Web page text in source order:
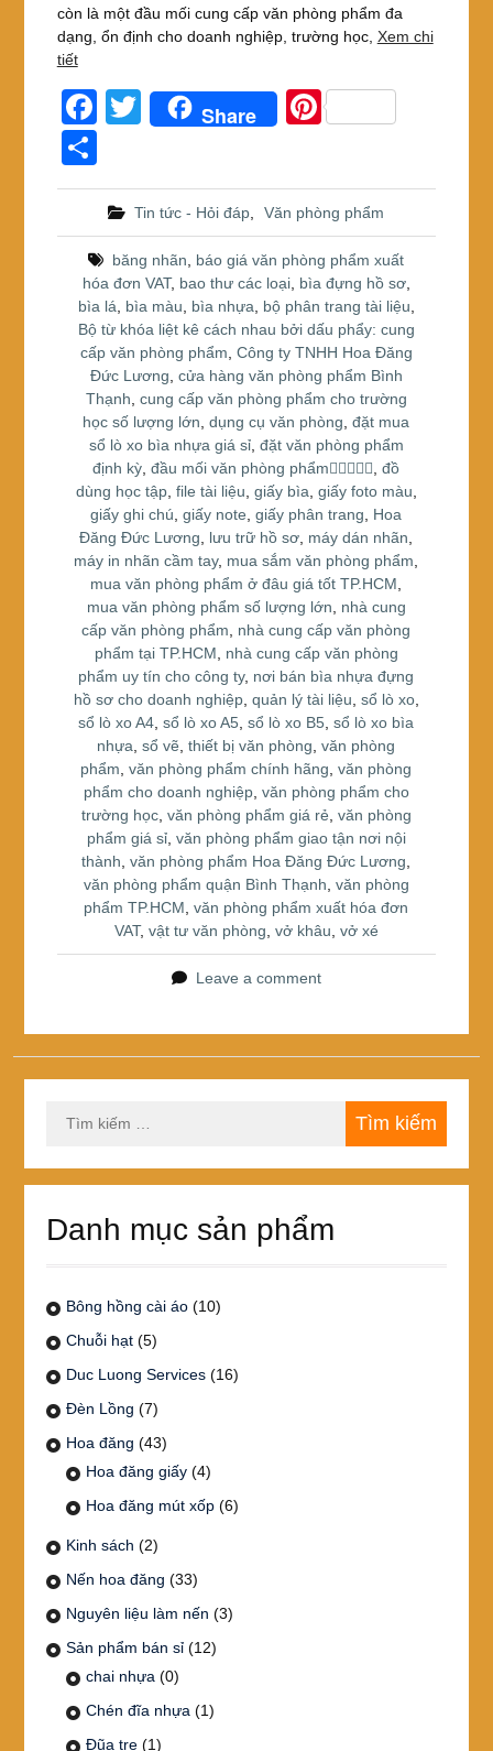
còn là một đầu mối cung cấp văn phòng phẩm đa
dạng, ổn định cho doanh nghiệp, trường học, Xem chi
tiết
F
a
c
e
b
o
o
k
T
er
Share
Pi
e
st
S
h
ar
e
Tin tức - Hỏi đáp Văn phòng phẩm
băng nhãn
báo giá văn phòng phẩm xuất
hóa đơn VAT, bao thư các loại, bìa đựng hồ sơ,
bìa lá
bìa màu bìa nhựa bộ phân trang tài liệu
Bộ từ khóa liệt kê cách nhau bởi dấu phẩy: cung
cấp văn phòng phẩm Công ty TNHH Hoa Đăng
Đức Lương cửa hàng văn phòng phẩm Bình
Thạnh cung cấp văn phòng phẩm cho trường
học số lượng lớn ,dụng cụ văn phòng ,đặt mua
sổ lò xo bìa nhựa giá sỉ, đặt văn phòng phẩm
định kỳ ,đầu mối văn phòng phẩm ,đồ
dùng học tập, file tài liệu giấy bìa giấy foto màu
giấy ghi chú ,giấy note ,giấy phân trang
Hoa
Đăng Đức Lương
lưu trữ hồ sơ máy dán nhãn
máy in nhãn cầm tay, mua sắm văn phòng phẩm
mua văn phòng phẩm ở đâu giá tốt TP.HCM
mua văn phòng phẩm số lượng lớn
nhà cung
cấp văn phòng phẩm
nhà cung cấp văn phòng
phẩm tại TP.HCM
nhà cung cấp văn phòng
phẩm uy tín cho công ty, nơi bán bìa nhựa đựng
hồ sơ cho doanh nghiệp, quản lý tài liệu sổ lò xo,
sổ lò xo A4 ,sổ lò xo A5 ,sổ lò xo B5 ,sổ lò xo bìa
nhựa ,sổ vẽ ,thiết bị văn phòng ,văn phòng
phẩm ,văn phòng phẩm chính hãng ,văn phòng
phẩm cho doanh nghiệp, văn phòng phẩm cho
trường học, văn phòng phẩm giá rẻ văn phòng
phẩm giá sỉ, văn phòng phẩm giao tận nơi nội
thành ,văn phòng phẩm Hoa Đăng Đức Lương
văn phòng phẩm quận Bình Thạnh văn phòng
phẩm TP.HCM ,văn phòng phẩm xuất hóa đơn
VAT, vật tư văn phòng vở khâu vở xé
Leave a comment
kiếm
Danh mục sản phẩm
Bông hồng cài áo (10)
Chuỗi hạt (5)
Duc Luong Services (16)
Đèn Lồng (7)
Hoa đăng (43)
Hoa đăng giấy (4)
Hoa đăng mút xốp (6)
Kinh sách (2)
Nến hoa đăng (33)
Nguyên liệu làm nến (3)
Sản phẩm bán sỉ (12)
chai nhựa (0)
Chén đĩa nhựa (1)
Đũa tre (1)